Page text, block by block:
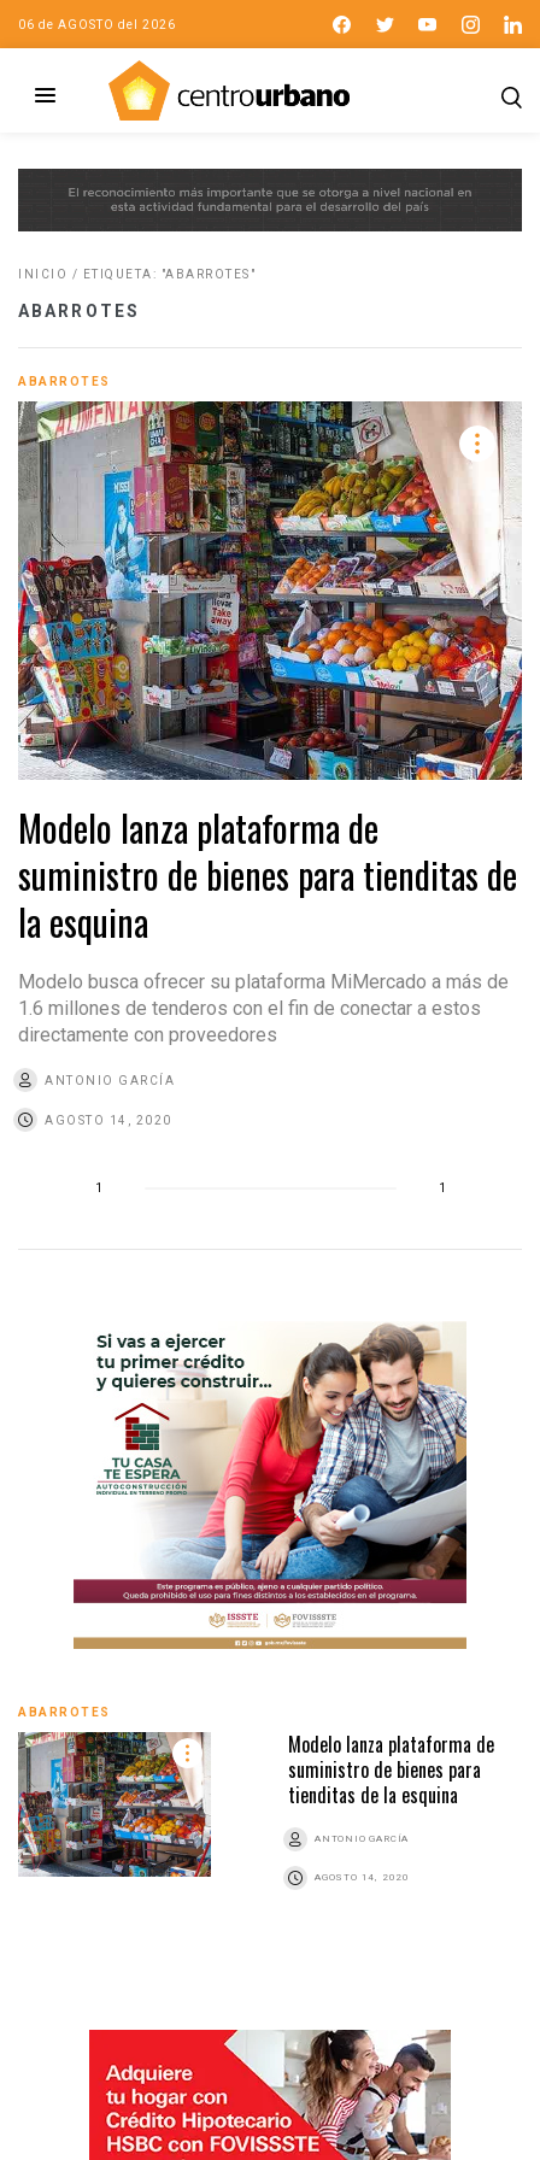
06 de AGOSTO del 2026
INICIO / ETIQUETA: "ABARROTES"
ABARROTES
ABARROTES
Modelo lanza plataforma de
suministro de bienes para tienditas de
la esquina
Modelo busca ofrecer su plataforma MiMercado a más de
1.6 millones de tenderos con el fin de conectar a estos
directamente con proveedores
ANTONIO GARCÍA
AGOSTO 14, 2020
1 1
ABARROTES
Modelo lanza plataforma de
suministro de bienes para
tienditas de la esquina
ANTONIO GARCÍA
AGOSTO 14, 2020